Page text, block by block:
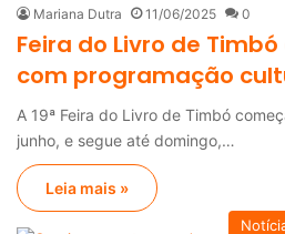
Mariana Dutra 11/06/2025 0
Feira do Livro de
com programação
A 19ª Feira do Livro de Timbó
junho, e segue até domingo,…
Leia mais »